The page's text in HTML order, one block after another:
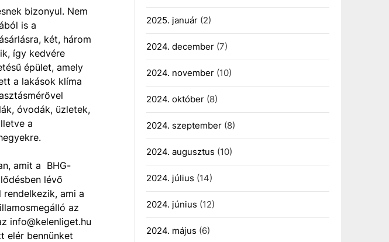
bizonyul. Nem
is a
két, három
így kedvére
épület, amely
a lakások klíma
óvodák, üzletek,
a
amit a BHG-
lévő
ami a
az
info@kelenliget.hu
elér bennünket
2025. január(2)
2024. december(7)
2024. november(10)
2024. október(8)
2024. szeptember(8)
2024. augusztus (10)
2024. július (14)
2024. június (12)
2024. május (6)